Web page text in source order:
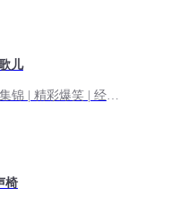
儿
锦 | 精彩爆笑 | 经典
椅